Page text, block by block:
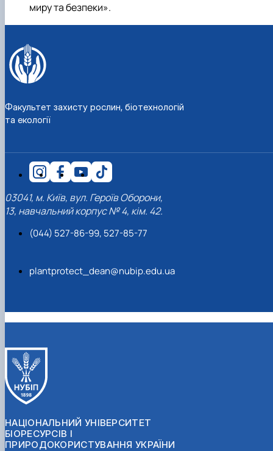
миру та безпеки».
Факультет захисту рослин, біотехнологій
та екології
03041, м. Київ, вул. Героїв Оборони,
13, навчальний корпус № 4, кім. 42.
(044) 527-86-99, 527-85-77
plantprotect_dean@nubip.edu.ua
НАЦІОНАЛЬНИЙ УНІВЕРСИТЕТ
БІОРЕСУРСІВ І
ПРИРОДОКОРИСТУВАННЯ УКРАЇНИ